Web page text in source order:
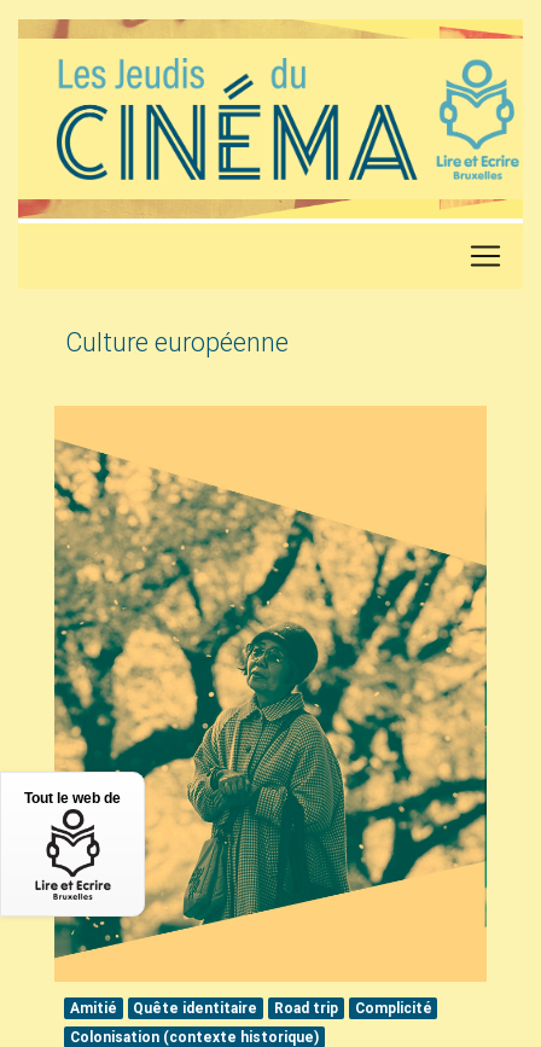
Culture européenne
Amitié Quête identitaire Road trip
Complicité
Colonisation (contexte historique)
Tout le web de